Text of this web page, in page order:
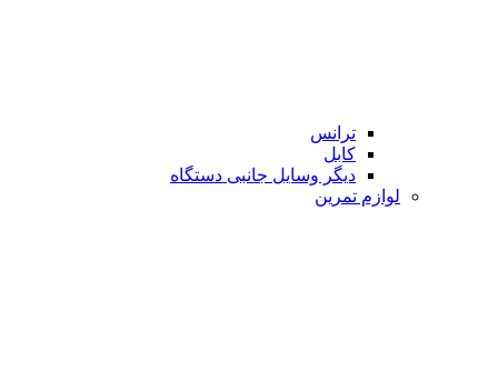
ترانس
کابل
دیگر وسایل جانبی دستگاه
لوازم تمرین